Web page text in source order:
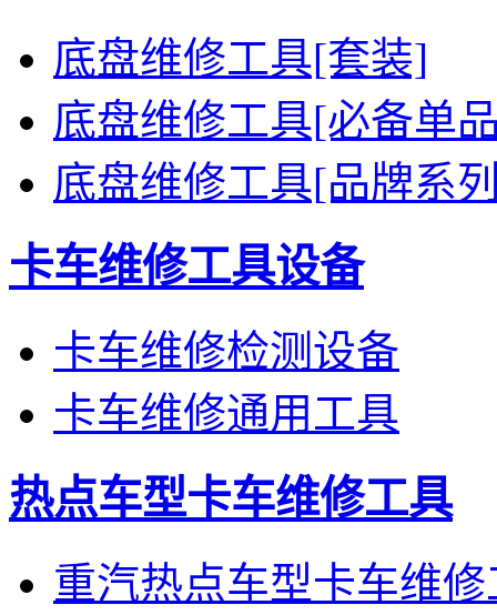
底盘维修工具[套装]
底盘维修工具[必备单
底盘维修工具[品牌系
卡车维修工具设备
卡车维修检测设备
卡车维修通用工具
热点车型卡车维修工具
重汽热点车型卡车维修